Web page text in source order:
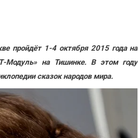
пройдёт 1-4 октября 2015 года на
Модуль» на Тишинке. В этом году
сказок народов мира.